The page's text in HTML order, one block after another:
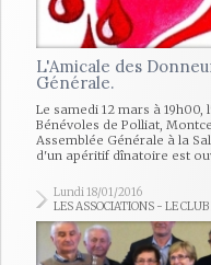
L'Amicale des
Générale.
Le samedi 12 mars à 19h00,
Bénévoles de Polliat,
Assemblée Générale à la
d'un apéritif dînatoire est
Lundi 18/01/2016
LES ASSOCIATIONS - LE